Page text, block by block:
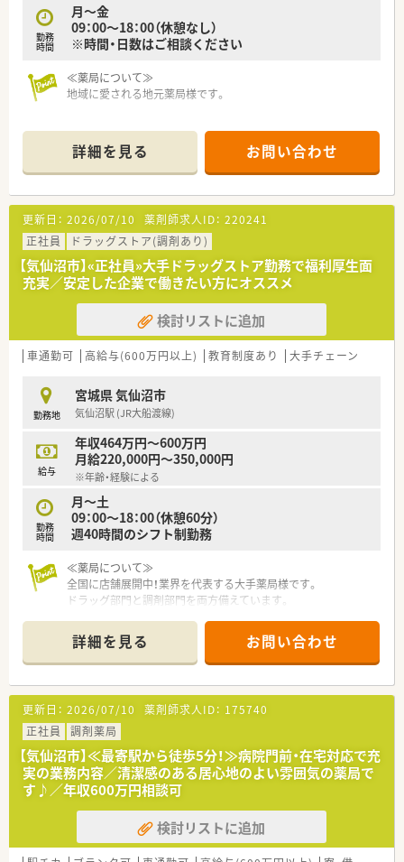
勤務
時間
月～金
09：00～18：00（休憩なし）
※時間・日数はご相談ください
≪薬局について≫
地域に愛される地元薬局様です。
詳細を見る お問い合わせ
更新日： 2026/07/10 薬剤師求人ID： 220241
正社員
ドラッグストア(調剤あり)
【気仙沼市】«正社員»大手ドラッグストア勤務で福利厚生面
充実／安定した企業で働きたい方にオススメ
検討リストに追加
車通勤可 高給与(600万円以上) 教育制度あり 大手チェーン
勤務地
宮城県 気仙沼市
気仙沼駅 (JR大船渡線)
給与
年収464万円～600万円
月給220,000円～350,000円
※年齢・経験による
勤務
時間
月～土
09：00～18：00（休憩60分）
週40時間のシフト制勤務
≪薬局について≫
全国に店舗展開中！業界を代表する大手薬局様です。
ドラッグ部門と調剤部門を両方備えています。
す。
今後の出店計画も多数あり、将来性も抜群の企業様です。
詳細を見る お問い合わせ
更新日： 2026/07/10 薬剤師求人ID： 175740
正社員
調剤薬局
【気仙沼市】≪最寄駅から徒歩5分！≫病院門前・在宅対応で充
実の業務内容／清潔感のある居心地のよい雰囲気の薬局で
す♪／年収600万円相談可
検討リストに追加